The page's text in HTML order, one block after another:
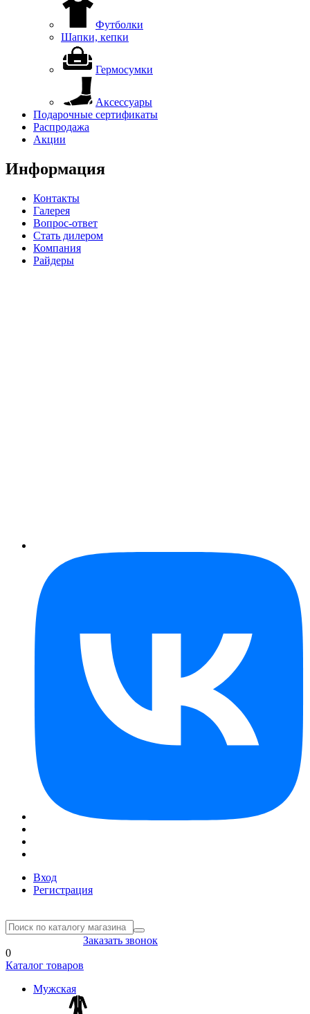
Футболки
Шапки, кепки
Гермосумки
Аксессуары
Подарочные сертификаты
Распродажа
Акции
Информация
Контакты
Галерея
Вопрос-ответ
Стать дилером
Компания
Райдеры
Вход
Регистрация
Заказать звонок
0
Каталог товаров
Мужская